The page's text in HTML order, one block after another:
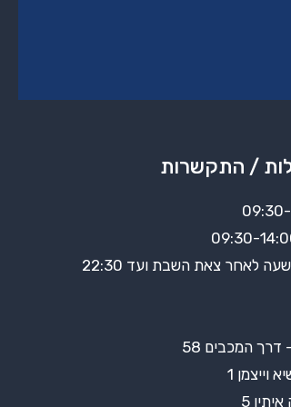
/ התקשרות
לאחר צאת השבת ועד 22:30
דרך המכבים 58
וייצמן 1
5